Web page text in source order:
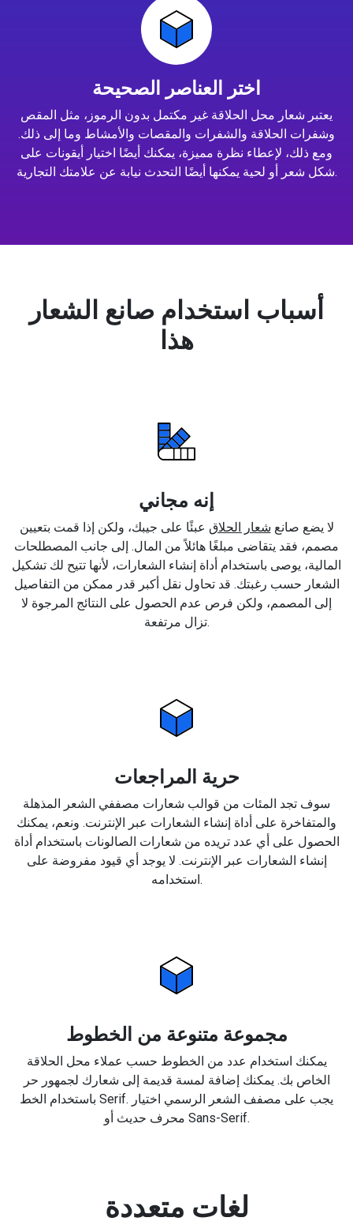
اختر العناصر الصحيحة
يعتبر شعار محل الحلاقة غير مكتمل بدون الرموز، مثل المقص
وشفرات الحلاقة والشفرات والمقصات والأمشاط وما إلى ذلك.
ومع ذلك، لإعطاء نظرة مميزة، يمكنك أيضًا اختيار أيقونات على
شكل شعر أو لحية يمكنها أيضًا التحدث نيابة عن علامتك التجارية.
أسباب استخدام صانع الشعار
هذا
إنه مجاني
لا يضع صانع شعار الحلاق عبئًا على جيبك، ولكن إذا قمت بتعيين
مصمم، فقد يتقاضى مبلغًا هائلاً من المال. إلى جانب المصطلحات
المالية، يوصى باستخدام أداة إنشاء الشعارات، لأنها تتيح لك تشكيل
الشعار حسب رغبتك. قد تحاول نقل أكبر قدر ممكن من التفاصيل
إلى المصمم، ولكن فرص عدم الحصول على النتائج المرجوة لا
تزال مرتفعة.
حرية المراجعات
سوف تجد المئات من قوالب شعارات مصففي الشعر المذهلة
والمتفاخرة على أداة إنشاء الشعارات عبر الإنترنت. ونعم، يمكنك
الحصول على أي عدد تريده من شعارات الصالونات باستخدام أداة
إنشاء الشعارات عبر الإنترنت. لا يوجد أي قيود مفروضة على
استخدامه.
مجموعة متنوعة من الخطوط
يمكنك استخدام عدد من الخطوط حسب عملاء محل الحلاقة
الخاص بك. يمكنك إضافة لمسة قديمة إلى شعارك لجمهور حر
باستخدام الخط Serif. يجب على مصفف الشعر الرسمي اختيار
محرف حديث أو Sans-Serif.
لغات متعددة